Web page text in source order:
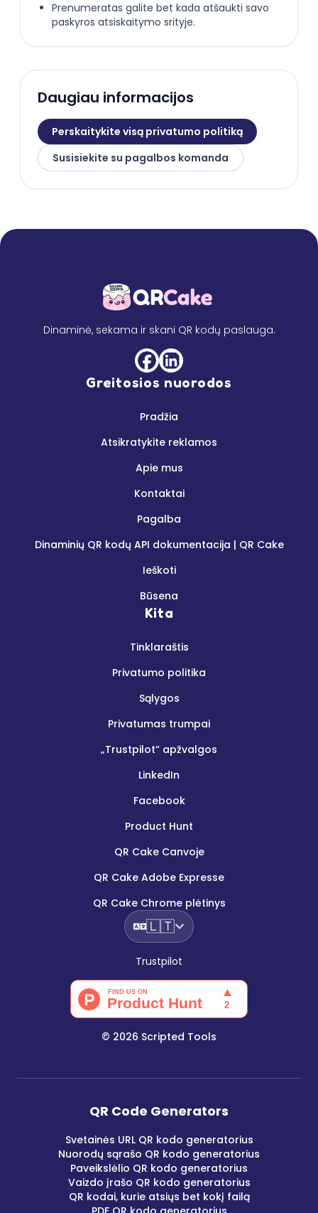
Prenumeratas galite bet kada atšaukti savo
paskyros atsiskaitymo srityje.
Daugiau informacijos
Perskaitykite visą privatumo politiką
Susisiekite su pagalbos komanda
Dinaminė, sekama ir skani QR kodų paslauga.
Greitosios nuorodos
Pradžia
Atsikratykite reklamos
Apie mus
Kontaktai
Pagalba
Dinaminių QR kodų API dokumentacija | QR Cake
Ieškoti
Būsena
Kita
Tinklaraštis
Privatumo politika
Sąlygos
Privatumas trumpai
„Trustpilot“ apžvalgos
LinkedIn
Facebook
Product Hunt
QR Cake Canvoje
QR Cake Adobe Expresse
QR Cake Chrome plėtinys
🇱🇹
Trustpilot
© 2026 Scripted Tools
QR Code Generators
Svetainės URL QR kodo generatorius
Nuorodų sąrašo QR kodo generatorius
Paveikslėlio QR kodo generatorius
Vaizdo įrašo QR kodo generatorius
QR kodai, kurie atsiųs bet kokį failą